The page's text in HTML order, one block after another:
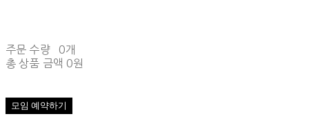
주문 수량
0개
총 상품 금액 0원